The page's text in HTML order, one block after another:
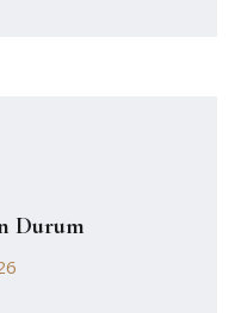
Durum